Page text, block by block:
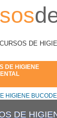
DE
DE HIGIENE
HIGIENE
DE